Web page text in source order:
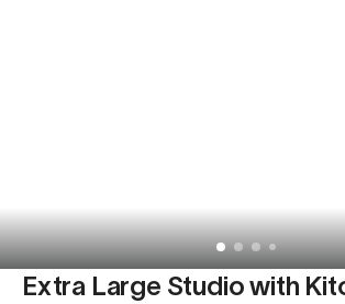
Extra Large Studio with